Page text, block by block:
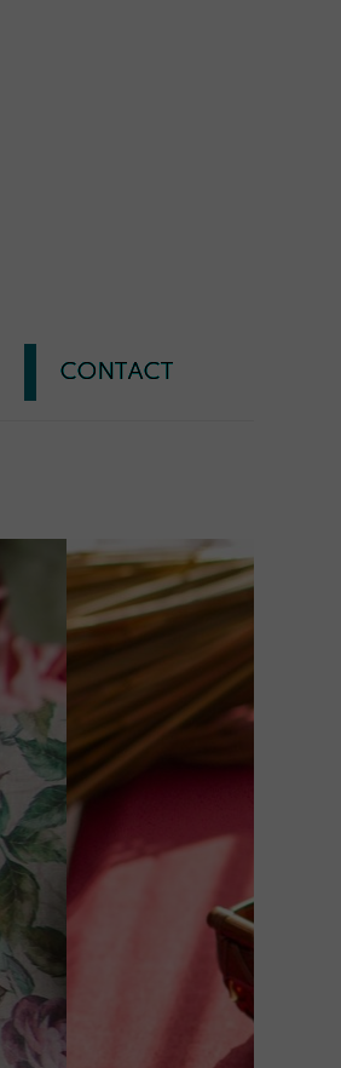
CONTACT